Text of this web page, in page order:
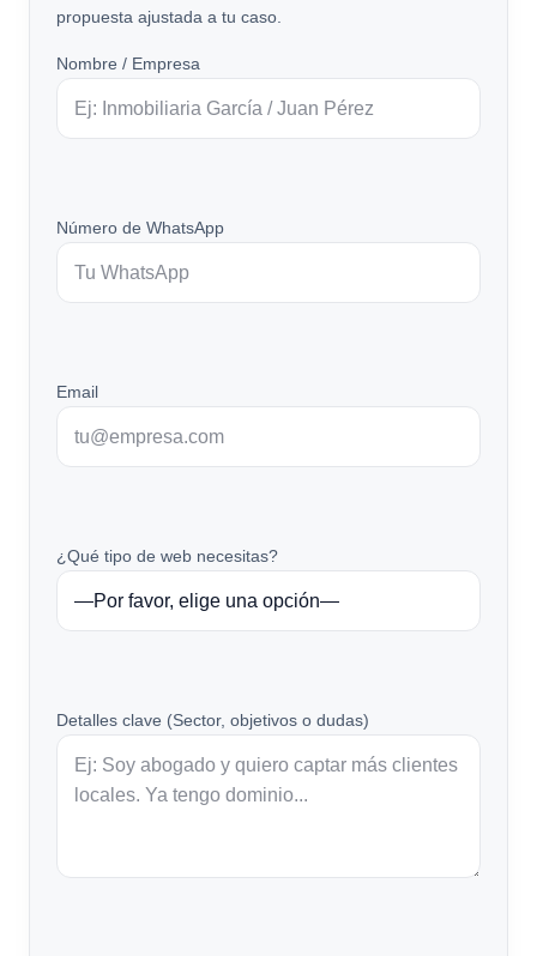
propuesta ajustada a tu caso.
Nombre / Empresa
Número de WhatsApp
Email
¿Qué tipo de web necesitas?
Detalles clave (Sector, objetivos o dudas)